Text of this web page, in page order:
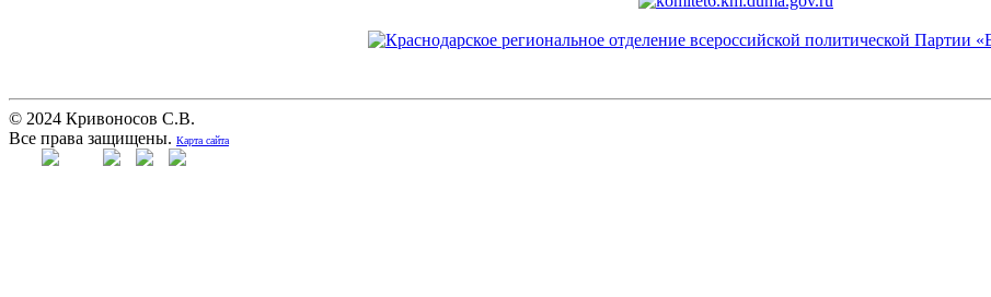
© 2024 Кривоносов С.В.
Все права защищены. Карта сайта